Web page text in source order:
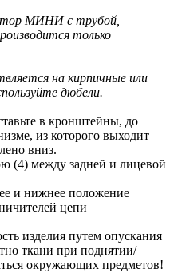
МИНИ с трубой,
только
на кирпичные или
дюбели.
в кронштейны, до
из которого выходит
вниз.
(4) между задней и лицевой
и нижнее положение
цепи
изделия путем опускания
ткани при поднятии/
окружающих предметов!